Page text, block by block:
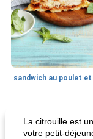
La citrouille est
votre petit-